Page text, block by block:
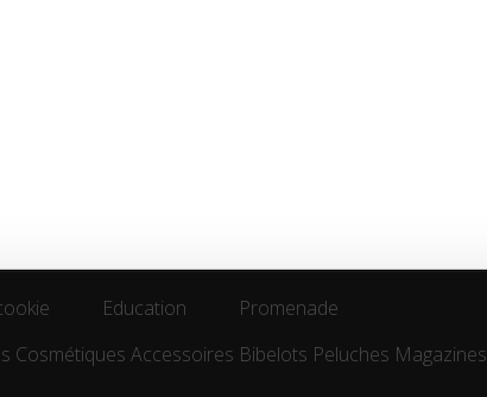
Education Promenade
Cosmétiques Accessoires Bibelots Peluches Magazines